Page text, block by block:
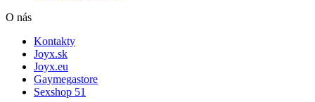
O nás
Kontakty
Joyx.sk
Joyx.eu
Gaymegastore
Sexshop 51